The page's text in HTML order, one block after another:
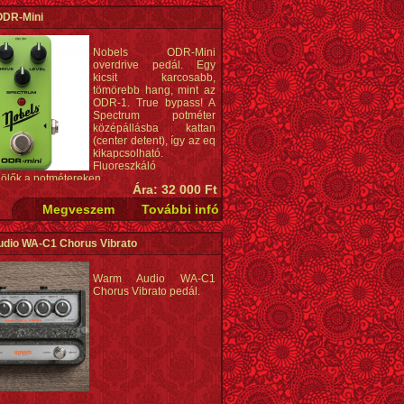
is üzemel, így nagyobb dinamikai
kaphatunk. A gombokon lévő jelzés
így sötétben is tudjuk használni őket, ha
Mini
Nobels ODR-Mini
overdrive pedál. Egy
kicsit karcosabb,
tömörebb hang, mint az
ODR-1. True bypass! A
Spectrum potméter
középállásba kattan
(center detent), így az eq
kikapcsolható.
Fluoreszkáló
a potmétereken.
Ára: 32 000 Ft
WA-C1 Chorus Vibrato
Warm Audio WA-C1
Chorus Vibrato pedál.